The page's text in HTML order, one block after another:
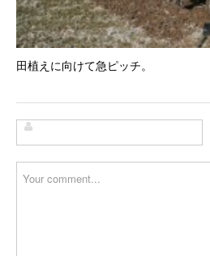
田植えに向けて急ピッチ。